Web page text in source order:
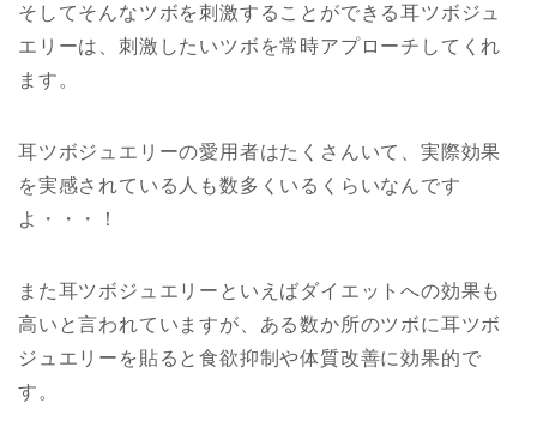
そしてそんなツボを刺激することができる耳ツボジュ
エリーは、刺激したいツボを常時アプローチしてくれ
ます。
耳ツボジュエリーの愛用者はたくさんいて、実際効果
を実感されている人も数多くいるくらいなんです
よ・・・！
また耳ツボジュエリーといえばダイエットへの効果も
高いと言われていますが、ある数か所のツボに耳ツボ
ジュエリーを貼ると食欲抑制や体質改善に効果的で
す。